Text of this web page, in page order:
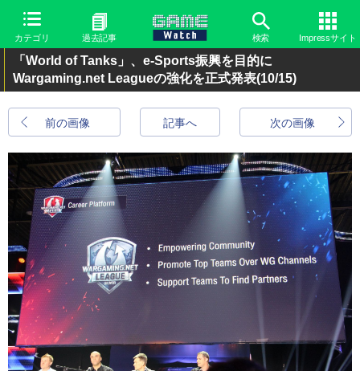
カテゴリ 過去記事 検索 Impressサイト
「World of Tanks」、e-Sports振興を目的に
Wargaming.net Leagueの強化を正式発表(10/15)
前の画像 次の画像
記事へ